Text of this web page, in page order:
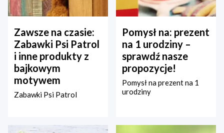
Zawsze na czasie:
Zabawki Psi Patrol
i inne produkty z
bajkowym
motywem
Zabawki Psi Patrol
Pomysł na: prezent
na 1 urodziny –
sprawdź nasze
propozycje!
Pomysł na prezent na 1
urodziny